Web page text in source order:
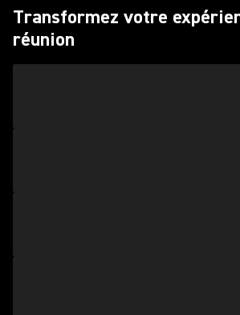
Transformez votre
réunion